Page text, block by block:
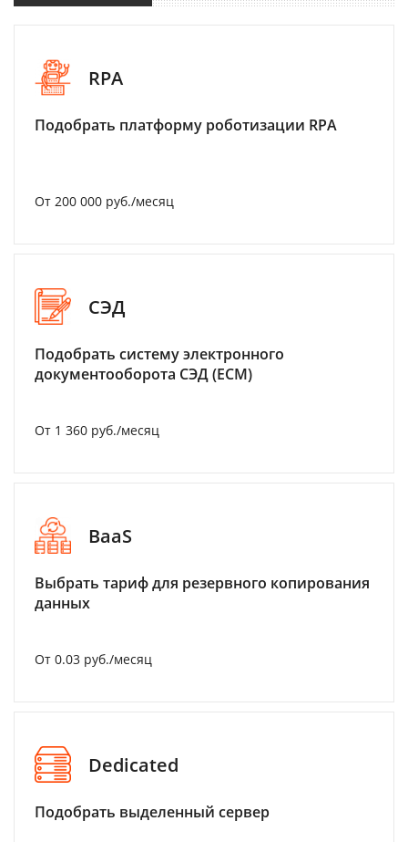
RPA
Подобрать платформу роботизации RPA
От 200 000 руб./месяц
СЭД
Подобрать систему электронного
документооборота СЭД (ECM)
От 1 360 руб./месяц
BaaS
Выбрать тариф для резервного копирования
данных
От 0.03 руб./месяц
Dedicated
Подобрать выделенный сервер